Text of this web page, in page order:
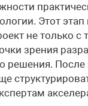
Этот
не только с
зрения
решения. После